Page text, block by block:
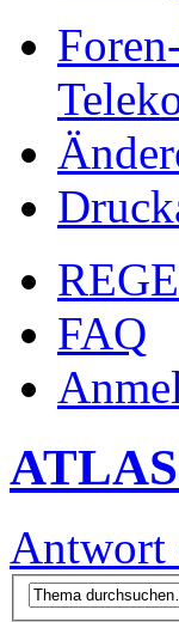
FAQ
Antwort